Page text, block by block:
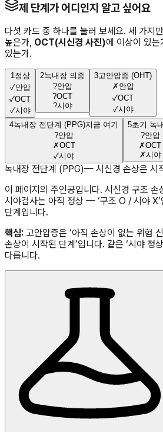
제 단계가 어디인지 알고 싶어요
다섯 카드 중 하나를 눌러 보세요. 세 가지
높은가, OCT(시신경 사진)에 이상이 있는
있는가.
1정상
✓안압
✓OCT
✓시야
2녹내장 의증
?안압
?OCT
?시야
3고안압증 (OHT)
✗ 안압
✓OCT
✓시야
4녹내장 전단계 (PPG)지금 여기
?안압
✗OCT
✓시야
5초기 녹
?안압
✗OCT
✗시야
녹내장 전단계 (PPG)— 시신경 손상은 시
이 페이지의 주인공입니다. 시신경 구조 손
시야검사는 아직 정상 — ‘구조 O / 시야
단계입니다.
핵심: 고안압증은 ‘아직 손상이 없는 위험
손상이 시작된 단계’입니다. 같은 ‘시야 정
다릅니다.